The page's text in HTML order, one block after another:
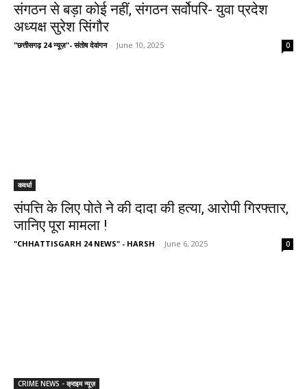
संगठन से बड़ा कोई नहीं, संगठन सर्वोपरि- युवा प्रदेश
अध्यक्ष सुरेश सिंगौर
"छत्तीसगढ़ 24 न्यूज़"- संतोष देवांगन - June 10, 2025 0
कवर्धा
संपत्ति के लिए पोते ने की दादा की हत्या, आरोपी गिरफ्तार,
जानिए पूरा मामला !
"CHHATTISGARH 24 NEWS" - HARSH - June 6, 2025 0
CRIME NEWS - क्राइम न्यूज़